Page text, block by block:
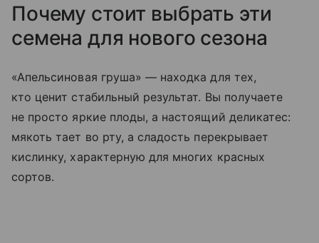
Почему стоит выбрать эти
семена для нового сезона
«Апельсиновая груша» — находка для тех,
кто ценит стабильный результат. Вы получаете
не просто яркие плоды, а настоящий деликатес:
мякоть тает во рту, а сладость перекрывает
кислинку, характерную для многих красных
сортов.